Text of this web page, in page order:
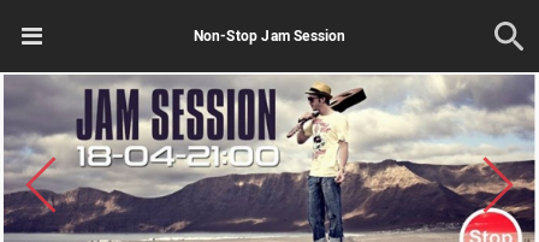
Non-Stop Jam Session